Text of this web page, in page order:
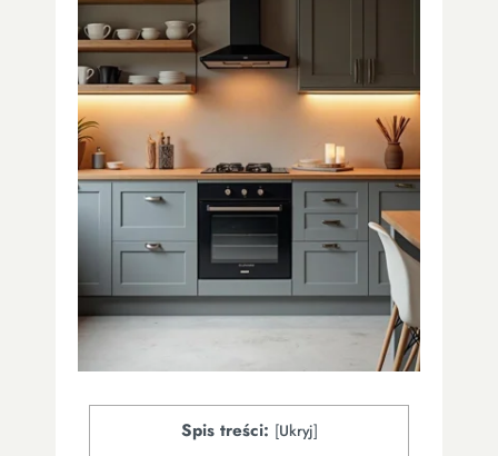
Spis treści: [Ukryj]